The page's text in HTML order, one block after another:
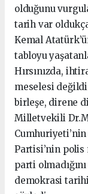
olduğunu
tarih var
Kemal
tabloyu
Hırsınızda,
meselesi
birleşe, direne
Milletvekili
Partisi’nin
parti
demokrasi